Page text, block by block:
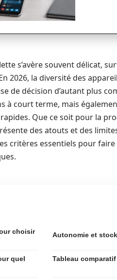
s’avère souvent délicat,
2026, la diversité des
de décision d’autant plus
à court terme, mais
Que ce soit pour la
des atouts et des
critères essentiels pour
choisir
Autonomie et
quel
Tableau